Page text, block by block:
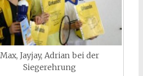
Max, Jayjay, Adrian bei der
Siegerehrung